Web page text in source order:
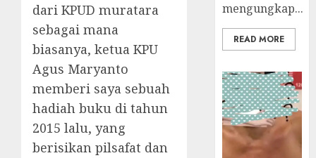
dari KPUD muratara
sebagai mana
biasanya, ketua KPU
Agus Maryanto
memberi saya sebuah
hadiah buku di tahun
2015 lalu, yang
berisikan pilsafat dan
mengungkap...
READ MORE